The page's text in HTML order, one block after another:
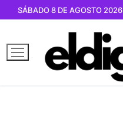
contenido
SÁBADO 8 DE AGOSTO 2026